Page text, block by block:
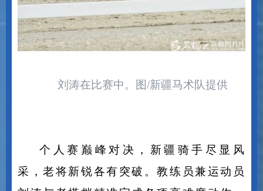
刘涛在比赛中。图/新疆马术队提供
个人赛巅峰对决，新疆骑手尽显风
采，老将新锐各有突破。教练员兼运动员